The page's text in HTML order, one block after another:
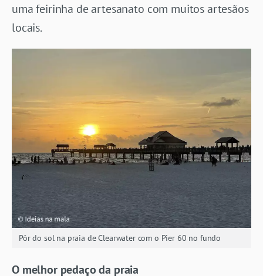
uma feirinha de artesanato com muitos artesãos
locais.
Pôr do sol na praia de Clearwater com o Pier 60 no fundo
O melhor pedaço da praia